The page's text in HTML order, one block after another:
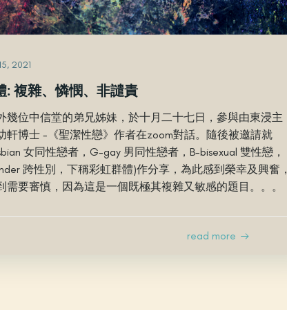
2021
: 複雜、憐憫、非譴責
幾位中信堂的弟兄姊妹，於十月二十七日，參與由東浸主
軒博士 -《聖潔性戀》作者在zoom對話。隨後被邀請就
女同性戀者，G-gay 男同性戀者，B-bisexual 雙性戀，
跨性別，下稱彩虹群體)作分享，為此感到榮幸及興奮，
需要審慎，因為這是一個既極其複雜又敏感的題目。。。
read more